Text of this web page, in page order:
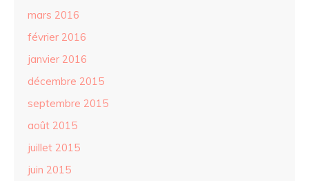
mars 2016
février 2016
janvier 2016
décembre 2015
septembre 2015
août 2015
juillet 2015
juin 2015